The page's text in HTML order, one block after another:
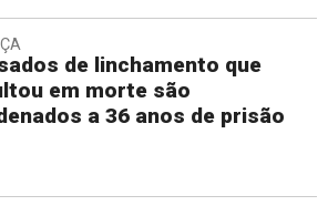
de linchamento que
em morte são
a 36 anos de prisão